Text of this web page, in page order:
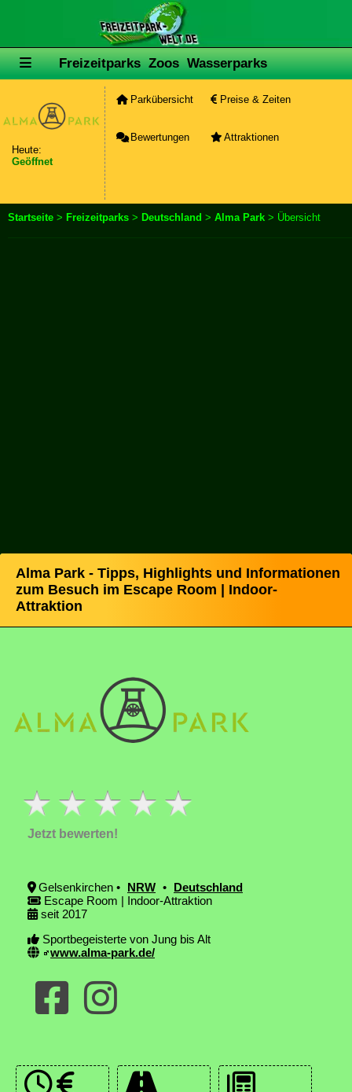
Freizeitparks Zoos Wasserparks
Heute:
Geöffnet
Parkübersicht Preise & Zeiten
Bewertungen Attraktionen
Startseite > Freizeitparks > Deutschland > Alma Park > Übersicht
Alma Park - Tipps, Highlights und Informationen
zum Besuch im Escape Room | Indoor-
Attraktion
Jetzt bewerten!
Gelsenkirchen • NRW • Deutschland
Escape Room | Indoor-Attraktion
seit 2017
Sportbegeisterte von Jung bis Alt
www.alma-park.de/